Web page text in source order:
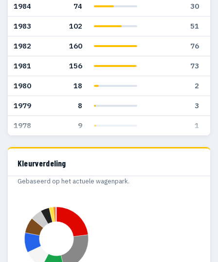
1984 74 30
1983 102 51
1982 160 76
1981 156 73
1980 18 2
1979 8 3
1978 9 1
Kleurverdeling
Gebaseerd op het actuele wagenpark.